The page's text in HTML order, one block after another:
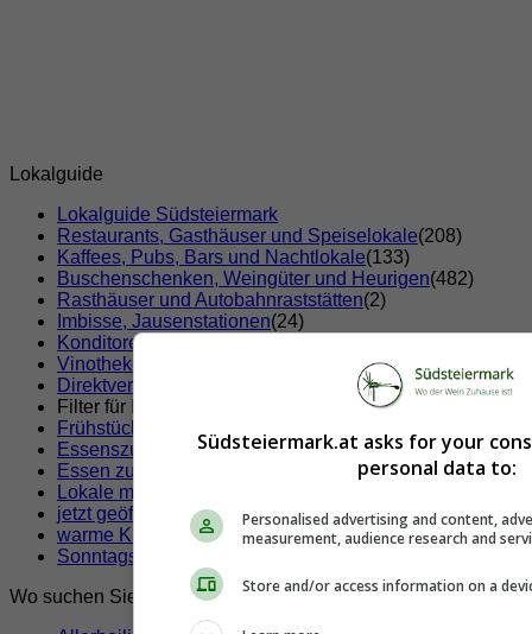
Lokalguide
Lokalguide Südsteiermark
Restaurants, Gasthäuser und Speiselokale(208)
Kaffees, Pubs, Bars und Nachtlokale(133)
Buschenschenken, Weingüter und Heurigen(482)
Rasthäuser und Autobahnraststätten(2)
Imbisse, Jausenstationen(24)
Konditoreien und Eissalons
Vinotheken
Direktvermarkter, Bauernläden und Bauernmärkte(22)
Filter für Ihre Suche!
Frühstücken
Essenszustellung
Essen zum Mitnehmen
Lokale mit Klimaanlage
jetzt geöffnete Lokale
(x)
warme Küche jetzt
Sonntags geöffnete Lokale
Wo suchen Sie?
Südsteiermark.at asks for your
personal data to:
Personalised advertising and content,
measurement, audience research and
Store and/or access information on a